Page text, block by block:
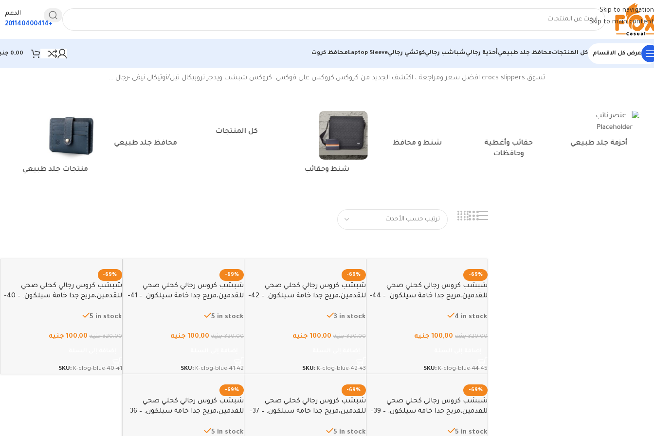
Skip to navigation
Skip to main content
الدعم
+201140400414
عرض كل الاقسام كل المنتجاتمحافظ جلد طبيعيأحذية رجاليشباشب رجاليكوتشي رجاليLaptop Sleeveمحافظ كروت 0,00
الرئيسية/منتجات تحت الوسم “شبشب كروس رجالي كحلي”
تسوق slippers شبشب ويدجز تروبيكال تيل/نوتيكال نيفي -رجال …
أحزمة جلد طبيعي
حقائب وأغطية
وحافظات
شنط و محافظ
شنط وحقائب
كل المنتجات
محافظ جلد طبيعي
منتجات جلد طبيعي
-69%
شبشب كروس رجالي كحلي صحي
للقدمين،مريح جدا خامة سيلكون. – 44-
4 in stock
320,00 جنيه 100,00 جنيه
SKU: K-clog-blue-44-45
-69%
شبشب كروس رجالي كحلي صحي
للقدمين،مريح جدا خامة سيلكون. – 42-
3 in stock
320,00 جنيه 100,00 جنيه
SKU: K-clog-blue-42-43
-69%
شبشب كروس رجالي كحلي صحي
للقدمين،مريح جدا خامة سيلكون. – 41-
5 in stock
320,00 جنيه 100,00 جنيه
SKU: K-clog-blue-41-42
-69%
شبشب كروس رجالي كحلي صحي
للقدمين،مريح جدا خامة سيلكون. – 40-
5 in stock
320,00 جنيه 100,00 جنيه
SKU: K-clog-blue-40-41
-69%
شبشب كروس رجالي كحلي صحي
للقدمين،مريح جدا خامة سيلكون. – 39-
5 in stock
-69%
شبشب كروس رجالي كحلي صحي
للقدمين،مريح جدا خامة سيلكون. – 37-
5 in stock
-69%
شبشب كروس رجالي كحلي صحي
للقدمين،مريح جدا خامة سيلكون. – 36
5 in stock